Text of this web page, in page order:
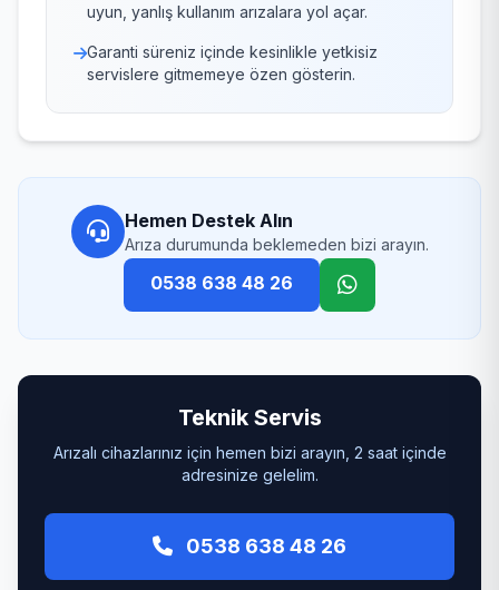
uyun, yanlış kullanım arızalara yol açar.
Garanti süreniz içinde kesinlikle yetkisiz
servislere gitmemeye özen gösterin.
Hemen Destek Alın
Arıza durumunda beklemeden bizi arayın.
0538 638 48 26
Teknik Servis
Arızalı cihazlarınız için hemen bizi arayın, 2 saat içinde
adresinize gelelim.
0538 638 48 26